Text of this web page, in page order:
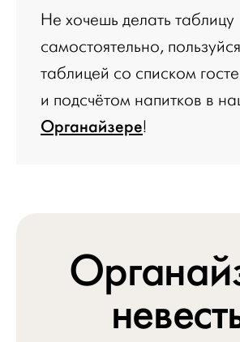
Не хочешь делать таблицу
самостоятельно,
таблицей со списком
и подсчётом напитков в
Органайзере!